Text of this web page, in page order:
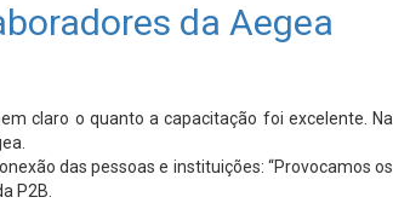
da Aegea
claro o quanto a capacitação foi excelente. Na
das pessoas e instituições: “Provocamos os
P2B.